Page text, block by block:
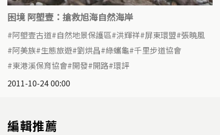
困境 阿塱壹：搶救旭海自然海岸
阿塱壹古道 自然地景保護區 洪輝祥 屏東環盟 張曉風
阿美族 生態旅遊 劉烘昌 綠蠵龜 千里步道協會
東港溪保育協會 開發 開路 環評
2011-10-24 00:00
編輯推薦